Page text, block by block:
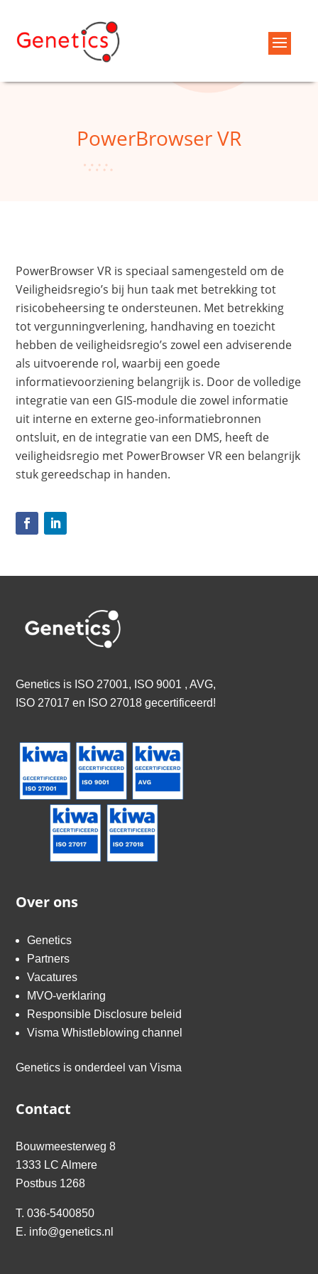
PowerBrowser VR
PowerBrowser VR is speciaal samengesteld om de
Veiligheidsregio’s bij hun taak met betrekking tot
risicobeheersing te ondersteunen. Met betrekking
tot vergunningverlening, handhaving en toezicht
hebben de veiligheidsregio’s zowel een adviserende
als uitvoerende rol, waarbij een goede
informatievoorziening belangrijk is. Door de volledige
integratie van een GIS-module die zowel informatie
uit interne en externe geo-informatiebronnen
ontsluit, en de integratie van een DMS, heeft de
veiligheidsregio met PowerBrowser VR een belangrijk
stuk gereedschap in handen.
Genetics is ISO 27001, ISO 9001 , AVG,
ISO 27017 en ISO 27018 gecertificeerd!
Over ons
Genetics
Partners
Vacatures
MVO-verklaring
Responsible Disclosure beleid
Visma Whistleblowing channel
Genetics is onderdeel vanVisma
Contact
Bouwmeesterweg 8
1333 LC Almere
Postbus 1268
T. 036-5400850
E. info@genetics.nl